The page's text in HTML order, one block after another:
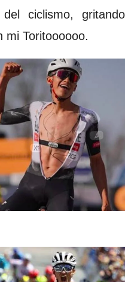
ciclismo,
mi Toritoooooo.